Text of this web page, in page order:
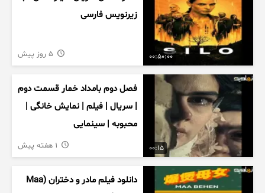
00:50:00
زیرنویس فارسی
00:15
فصل دوم بامداد خمار قسمت دوم
| سریال | فیلم | نمایش خانگی |
محبوبه | سینمایی
دانلود فیلم مادر و دختران (Maa